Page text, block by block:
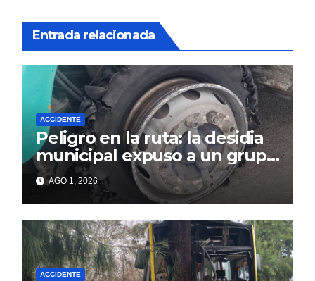
Entrada relacionada
ACCIDENTE
Peligro en la ruta: la desidia
municipal expuso a un grupo
de berissenses
AGO 1, 2026
ACCIDENTE